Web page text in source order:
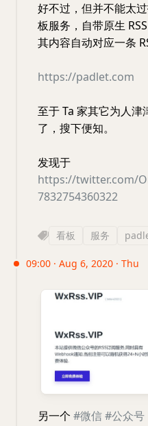
好不过，但并不能太
板服务，自带原生
其内容自动对应一条
https://padlet.com
至于 Ta 家其它为人
了，搜下便知。
发现于
https://twitter.com/
7832754360322
看板 服务
09:00 · Aug 6, 2020 · Thu
另一个 #微信#公众号